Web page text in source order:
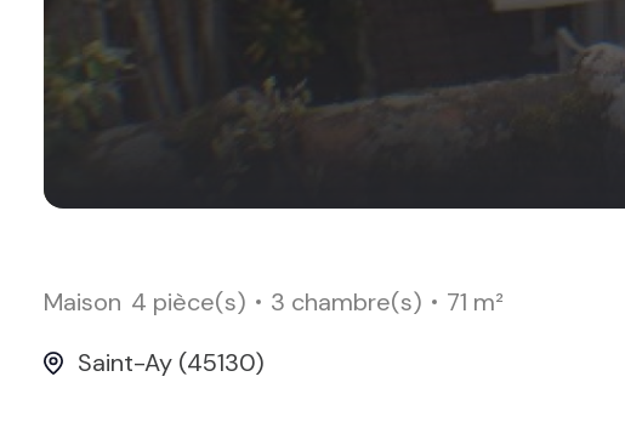
Maison 4 pièce(s) 3 chambre(s)
71 m²
Saint-Ay (45130)